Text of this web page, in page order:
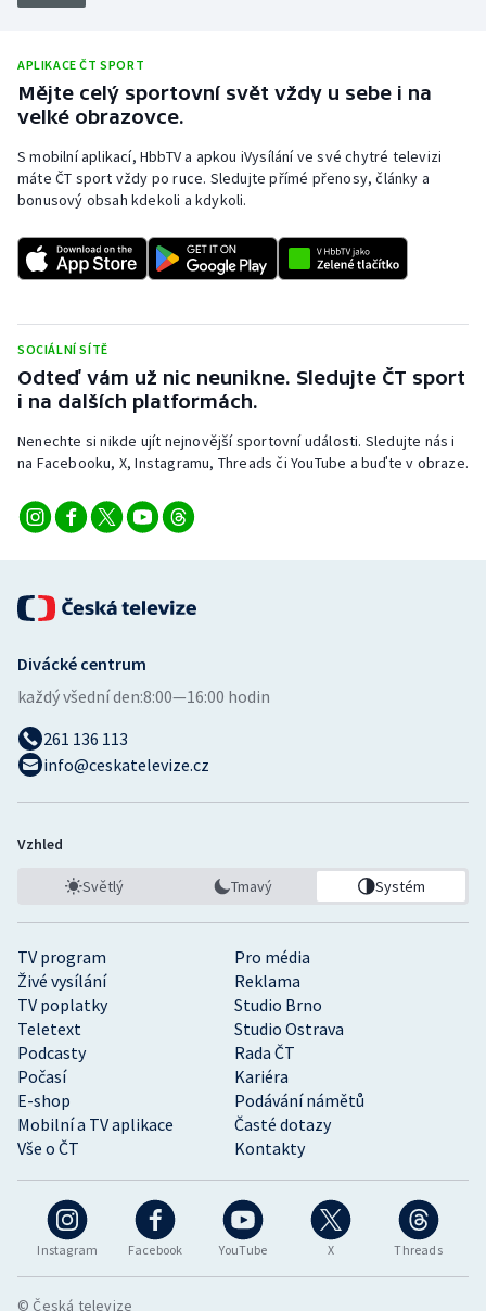
Ragby
Rychlobruslení
Rychlostní kanoistika
Short track
Stolní tenis
Triatlon
Veslování
Vodní slalom
Volejbal
Ostatní
APLIKACE ČT SPORT
Mějte celý sportovní svět vždy u sebe i na
velké obrazovce.
S mobilní aplikací, HbbTV a apkou iVysílání ve své chytré televizi
máte ČT sport vždy po ruce. Sledujte přímé přenosy, články a
bonusový obsah kdekoli a kdykoli.
SOCIÁLNÍ SÍTĚ
Odteď vám už nic neunikne. Sledujte ČT sport
i na dalších platformách.
Nenechte si nikde ujít nejnovější sportovní události. Sledujte nás i
na Facebooku, X, Instagramu, Threads či YouTube a buďte v obraze.
Instagram Facebook YouTube X Threads
TV program
Pro média
Živé vysílání
Reklama
TV poplatky
Studio Brno
Teletext
Studio Ostrava
Podcasty
Rada ČT
Počasí
Kariéra
E-shop
Podávání námětů
Mobilní a TV aplikace
Časté dotazy
Vše o ČT
Kontakty
Divácké centrum
každý všední den:8:00—16:00 hodin
261 136 113
info@ceskatelevize.cz
Vzhled
Světlý Tmavý Systém
© Česká televize